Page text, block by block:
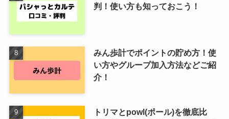
判！使い方も知っておこう！
みん歩計でポイントの貯め方！使
い方やグループ加入方法などご紹
介！
トリマとpowl(ポール)を徹底比